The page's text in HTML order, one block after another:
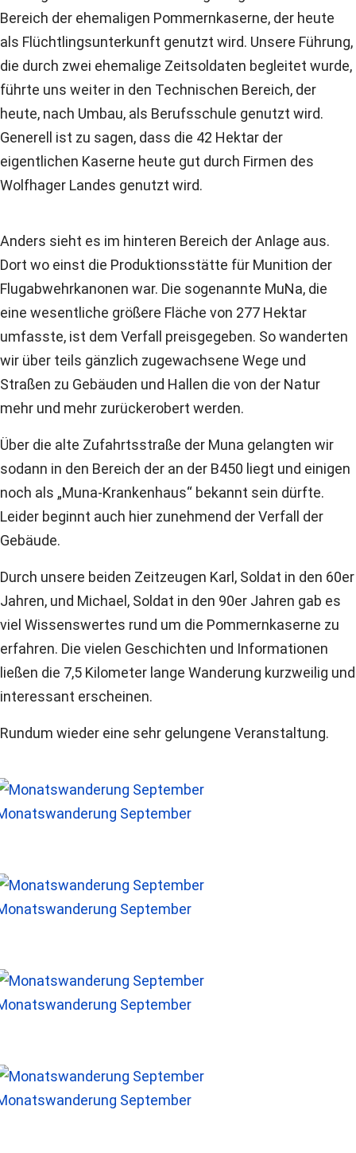
Bereich der ehemaligen Pommernkaserne, der heute
als Flüchtlingsunterkunft genutzt wird. Unsere Führung,
die durch zwei ehemalige Zeitsoldaten begleitet wurde,
führte uns weiter in den Technischen Bereich, der
heute, nach Umbau, als Berufsschule genutzt wird.
Generell ist zu sagen, dass die 42 Hektar der
eigentlichen Kaserne heute gut durch Firmen des
Wolfhager Landes genutzt wird.
Anders sieht es im hinteren Bereich der Anlage aus.
Dort wo einst die Produktionsstätte für Munition der
Flugabwehrkanonen war. Die sogenannte MuNa, die
eine wesentliche größere Fläche von 277 Hektar
umfasste, ist dem Verfall preisgegeben. So wanderten
wir über teils gänzlich zugewachsene Wege und
Straßen zu Gebäuden und Hallen die von der Natur
mehr und mehr zurückerobert werden.
Über die alte Zufahrtsstraße der Muna gelangten wir
sodann in den Bereich der an der B450 liegt und einigen
noch als „Muna-Krankenhaus“ bekannt sein dürfte.
Leider beginnt auch hier zunehmend der Verfall der
Gebäude.
Durch unsere beiden Zeitzeugen Karl, Soldat in den 60er
Jahren, und Michael, Soldat in den 90er Jahren gab es
viel Wissenswertes rund um die Pommernkaserne zu
erfahren. Die vielen Geschichten und Informationen
ließen die 7,5 Kilometer lange Wanderung kurzweilig und
interessant erscheinen.
Rundum wieder eine sehr gelungene Veranstaltung.
September
September
September
September